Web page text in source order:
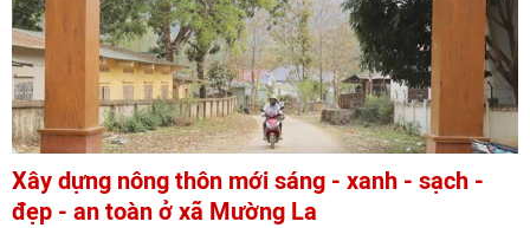
Xây dựng nông thôn mới sáng - xanh - sạch -
đẹp - an toàn ở xã Mường La